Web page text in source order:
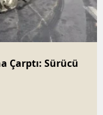
19 Yaşındaki
Ölü
Çarptı: Sürücü